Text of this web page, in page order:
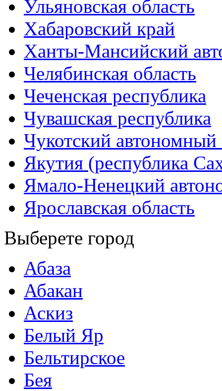
Ульяновская область
Хабаровский край
Ханты-Мансийский
Челябинская область
Чеченская республика
Чувашская республика
Чукотский автономный
Якутия (республика
Ямало-Ненецкий
Ярославская область
Выберете город
Абаза
Абакан
Аскиз
Белый Яр
Бельтирское
Бея